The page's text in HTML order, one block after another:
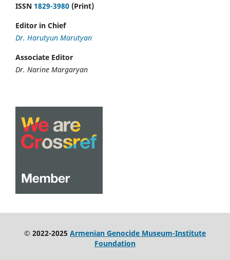
ISSN 1829-3980 (Print)
Editor in Chief
Dr. Harutyun Marutyan
Associate Editor
Dr. Narine Margaryan
© 2022-2025 Armenian Genocide Museum-Institute
Foundation